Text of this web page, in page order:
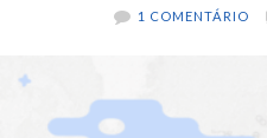
1 COMENTÁRIO